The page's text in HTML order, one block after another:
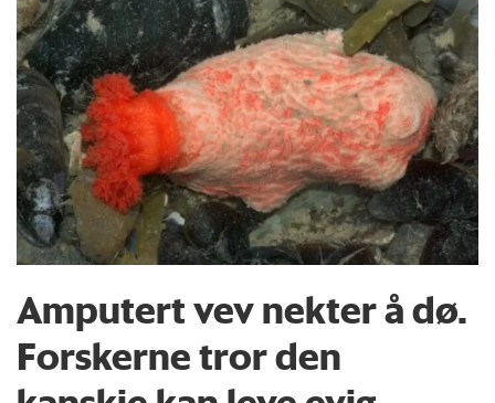
Amputert vev nekter å dø.
Forskerne tror den